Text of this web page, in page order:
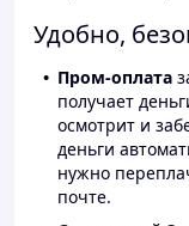
Удобно,
Пром-оплата
получает
осмотрит и
деньги
нужно
почте.